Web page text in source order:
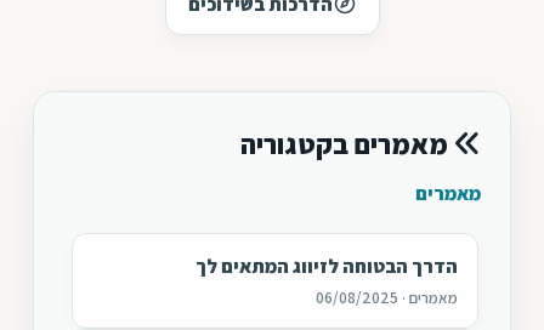
מאמרים בקטגוריה
מאמרים
הדרך הבטוחה לזיווג המתאים לך
מאמרים · 06/08/2025